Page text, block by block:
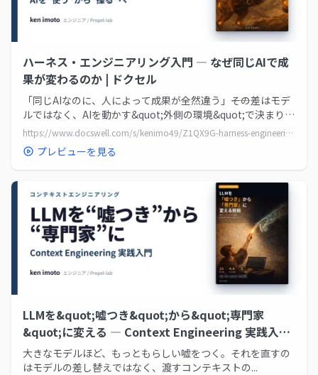
ハーネス・エンジニアリング入門 ― なぜ同じAIで成
果が変わるのか | ドクセル
「同じAIなのに、人によって成果が全然違う」――その差はモデ
ルではなく、AIを動かす&quot;外側の環境&quot;で決まり
ま...
https://www.docswell.com/s/kenimo49/Z1QX9G-harness-engineering-guide
プレビューを見る
LLMを&quot;嘘つき&quot;から&quot;専門家
&quot;に変える ― Context Engineering 実践入門
| ドクセル
大きなモデルほど、もっともらしい嘘をつく。それを直すの
はモデルの差し替えではなく、渡すコンテキストの...